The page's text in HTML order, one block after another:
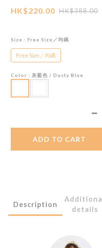
HK$220.00 HK$388.00
Size : Free Size／均碼
Free Size／均碼
Color : 灰藍色 / Dusty Blue
ADD TO CART
Description
Additional
details